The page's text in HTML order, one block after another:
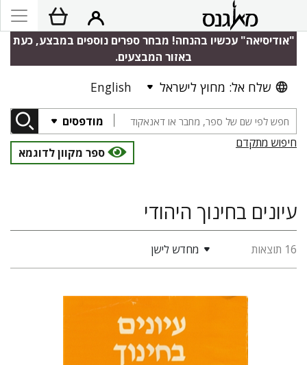
"אודיסיאה" עכשיו בהנחה! מבחר ספרים נוספים במבצע, כעת
באזור המבצעים.
שלח אל: מחוץ לישראל English
מודפסים
חיפוש מתקדם
ספר מקוון לדוגמא
עיונים בחינוך היהודי
16 תוצאות מחדש לישן
ג'נט אביעד